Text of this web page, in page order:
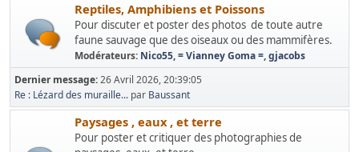
Reptiles, Amphibiens et Poissons
Pour discuter et poster des photos de toute autre
faune sauvage que des oiseaux ou des mammifères.
Modérateurs: Nico55,= Vianney Goma =,gjacobs
Dernier message:26 Avril 2026, 20:39:05
Re : Lézard des muraille... par Baussant
Paysages , eaux , et terre
Pour poster et critiquer des photographies de